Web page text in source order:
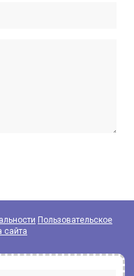
Пользовательское
сайта